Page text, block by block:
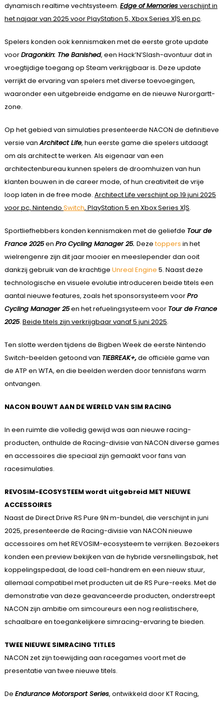
dynamisch realtime vechtsysteem. Edge of Memoriesverschijnt in
het najaar van 2025 voor PlayStation 5, Xbox Series X|S en pc.
Spelers konden ook kennismaken met de eerste grote update
voorDragonkin: The Banished, een Hack’N’Slash-avontuur dat in
vroegtijdige toegang op Steam verkrijgbaar is. Deze update
verrijkt de ervaring van spelers met diverse toevoegingen,
waaronder een uitgebreide endgame en de nieuwe Nurorgartt-
zone.
Op het gebied van simulaties presenteerde NACON de definitieve
versie vanArchitect Life, hun eerste game die spelers uitdaagt
om als architect te werken. Als eigenaar van een
architectenbureau kunnen spelers de droomhuizen van hun
klanten bouwen in de career mode, of hun creativiteit de vrije
loop laten in de free mode. Architect Life verschijnt op 19 juni 2025
voor pc, Nintendo Switch, PlayStation 5 en Xbox Series X|S.
Sportliefhebbers konden kennismaken met de geliefde Tour de
France 2025en Pro Cycling Manager 25. Dezetoppers in het
wielrengenre zijn dit jaar mooier en meeslepender dan ooit
dankzij gebruik van de krachtige Unreal Engine 5. Naast deze
technologische en visuele evolutie introduceren beide titels een
aantal nieuwe features, zoals het sponsorsysteem voorPro
Cycling Manager 25en het refuelingsysteem voor Tour de France
2025. Beide titels zijn verkrijgbaar vanaf 5 juni 2025.
Ten slotte werden tijdens de Bigben Week de eerste Nintendo
Switch-beelden getoond van TIEBREAK+,de officiële game van
de ATP en WTA, en die beelden werden door tennisfans warm
ontvangen.
NACON BOUWT AAN DE WERELD VAN SIM RACING
In een ruimte die volledig gewijd was aan nieuwe racing-
producten, onthulde de Racing-divisie van NACON diverse games
en accessoires die speciaal zijn gemaakt voor fans van
racesimulaties.
REVOSIM-ECOSYSTEEM wordt uitgebreid MET NIEUWE
ACCESSOIRES
Naast de Direct Drive RS Pure 9N·m-bundel, die verschijnt in juni
2025, presenteerde de Racing-divisie van NACON nieuwe
accessoires om het REVOSIM-ecosysteem te verrijken. Bezoekers
konden een preview bekijken van de hybride versnellingsbak, het
koppelingspedaal, de load cell-handrem en een nieuw stuur,
allemaal compatibel met producten uit de RS Pure-reeks. Met de
demonstratie van deze geavanceerde producten, onderstreept
NACON zijn ambitie om simcoureurs een nog realistischere,
schaalbare en toegankelijkere simracing-ervaring te bieden.
TWEE NIEUWE SIMRACING TITLES
NACON zet zijn toewijding aan racegames voort met de
presentatie van twee nieuwe titels.
De Endurance Motorsport Series, ontwikkeld door KT Racing,